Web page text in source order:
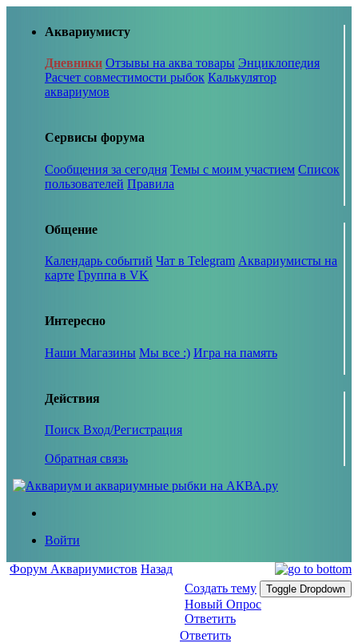
Аквариумисту
Дневники Отзывы на аква товары Энциклопедия
Расчет совместимости рыбок Калькулятор
аквариумов
Сервисы форума
Сообщения за сегодня Темы с моим участием Список
пользователей Правила
Общение
Календарь событий Чат в Telegram Аквариумисты на
карте Группа в VK
Интересно
Наши Магазины Мы все :) Игра на память
Действия
Поиск Вход/Регистрация
Обратная связь
Войти
Форум Аквариумистов Назад
Создать тему
Toggle Dropdown
Новый Опрос
Ответить
Ответить